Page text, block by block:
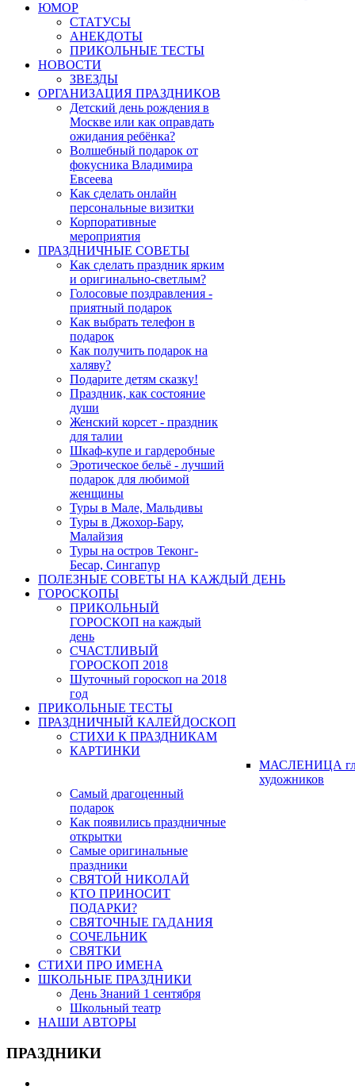
ЮМОР
СТАТУСЫ
АНЕКДОТЫ
ПРИКОЛЬНЫЕ ТЕСТЫ
НОВОСТИ
ЗВЕЗДЫ
ОРГАНИЗАЦИЯ ПРАЗДНИКОВ
Детский день рождения в
Москве или как оправдать
ожидания ребёнка?
Волшебный подарок от
фокусника Владимира
Евсеева
Как сделать онлайн
персональные визитки
Корпоративные
мероприятия
ПРАЗДНИЧНЫЕ СОВЕТЫ
Как сделать праздник ярким
и оригинально-светлым?
Голосовые поздравления -
приятный подарок
Как выбрать телефон в
подарок
Как получить подарок на
халяву?
Подарите детям сказку!
Праздник, как состояние
души
Женский корсет - праздник
для талии
Шкаф-купе и гардеробные
Эротическое бельё - лучший
подарок для любимой
женщины
Туры в Мале, Мальдивы
Туры в Джохор-Бару,
Малайзия
Туры на остров Теконг-
Бесар, Сингапур
ПОЛЕЗНЫЕ СОВЕТЫ НА КАЖДЫЙ ДЕНЬ
ГОРОСКОПЫ
ПРИКОЛЬНЫЙ
ГОРОСКОП на каждый
день
СЧАСТЛИВЫЙ
ГОРОСКОП 2018
Шуточный гороскоп на 2018
год
ПРИКОЛЬНЫЕ ТЕСТЫ
ПРАЗДНИЧНЫЙ КАЛЕЙДОСКОП
СТИХИ К ПРАЗДНИКАМ
КАРТИНКИ
МАСЛЕНИЦА
художников
Самый драгоценный
подарок
Как появились праздничные
открытки
Самые оригинальные
праздники
СВЯТОЙ НИКОЛАЙ
КТО ПРИНОСИТ
ПОДАРКИ?
СВЯТОЧНЫЕ ГАДАНИЯ
СОЧЕЛЬНИК
СВЯТКИ
СТИХИ ПРО ИМЕНА
ШКОЛЬНЫЕ ПРАЗДНИКИ
День Знаний 1 сентября
Школьный театр
НАШИ АВТОРЫ
ПРАЗДНИКИ